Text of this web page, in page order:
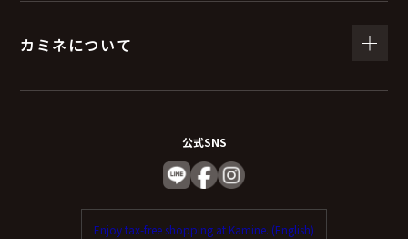
カミネについて
公式SNS
Enjoy tax-free shopping at Kamine. (English)